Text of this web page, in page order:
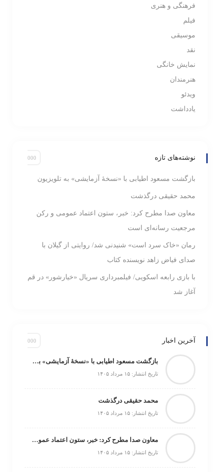
فرهنگی و هنری
فیلم
موسیقی
نقد
نمایش خانگی
هنرمندان
ویدئو
یادداشت
نوشته‌های تازه
بازگشت مسعود اطیابی با «نسخهٔ آزمایشی» به تلویزیون
محمد حقیقی درگذشت
معاون صدا مطرح کرد: خبر، ستون اعتماد عمومی و رکن
مرجعیت رسانه‌ای است
رمان «خاک سرد است» شنیدنی شد/ روایتی از گیلان با
صدای فیاض زاهد نویسنده کتاب
با بازی رابعه اسکویی/ فیلمبرداری سریال «خیارشور» در قم
آغاز شد
آخرین اخبار
بازگشت مسعود اطیابی با «نسخهٔ آزمایشی» به تلویزیون
تاریخ انتشار: ۱۵ مرداد ۱۴۰۵
محمد حقیقی درگذشت
تاریخ انتشار: ۱۵ مرداد ۱۴۰۵
معاون صدا مطرح کرد: خبر، ستون اعتماد عمومی و رکن مرجعیت رسانه‌ای است
تاریخ انتشار: ۱۵ مرداد ۱۴۰۵